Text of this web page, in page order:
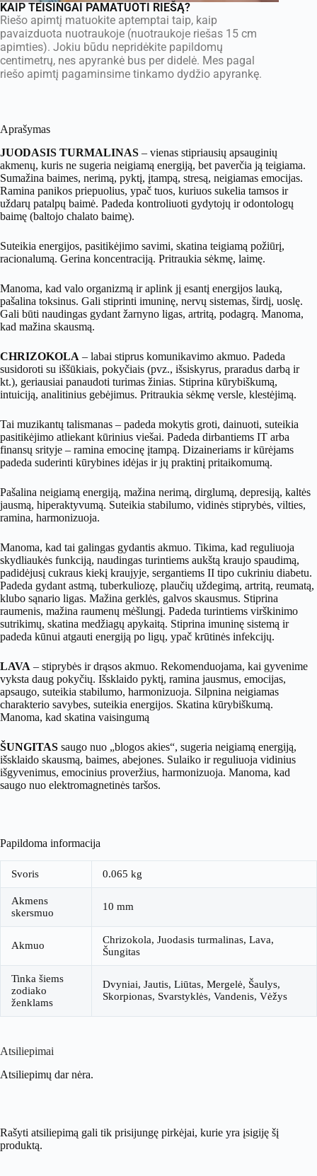
KAIP TEISINGAI PAMATUOTI RIEŠĄ?
Riešo apimtį matuokite aptemptai taip, kaip
pavaizduota nuotraukoje (nuotraukoje riešas 15 cm
apimties). Jokiu būdu nepridėkite papildomų
centimetrų, nes apyrankė bus per didelė. Mes pagal
riešo apimtį pagaminsime tinkamo dydžio apyrankę.
Aprašymas
JUODASIS TURMALINAS – vienas stipriausių apsauginių
akmenų, kuris ne sugeria neigiamą energiją, bet paverčia ją teigiama.
Sumažina baimes, nerimą, pyktį, įtampą, stresą, neigiamas emocijas.
Ramina panikos priepuolius, ypač tuos, kuriuos sukelia tamsos ir
uždarų patalpų baimė. Padeda kontroliuoti gydytojų ir odontologų
baimę (baltojo chalato baimę).
Suteikia energijos, pasitikėjimo savimi, skatina teigiamą požiūrį,
racionalumą. Gerina koncentraciją. Pritraukia sėkmę, laimę.
Manoma, kad valo organizmą ir aplink jį esantį energijos lauką,
pašalina toksinus. Gali stiprinti imuninę, nervų sistemas, širdį, uoslę.
Gali būti naudingas gydant žarnyno ligas, artritą, podagrą. Manoma,
kad mažina skausmą.
CHRIZOKOLA – labai stiprus komunikavimo akmuo. Padeda
susidoroti su iššūkiais, pokyčiais (pvz., išsiskyrus, praradus darbą ir
kt.), geriausiai panaudoti turimas žinias. Stiprina kūrybiškumą,
intuiciją, analitinius gebėjimus. Pritraukia sėkmę versle, klestėjimą.
Tai muzikantų talismanas – padeda mokytis groti, dainuoti, suteikia
pasitikėjimo atliekant kūrinius viešai. Padeda dirbantiems IT arba
finansų srityje – ramina emocinę įtampą. Dizaineriams ir kūrėjams
padeda suderinti kūrybines idėjas ir jų praktinį pritaikomumą.
Pašalina neigiamą energiją, mažina nerimą, dirglumą, depresiją, kaltės
jausmą, hiperaktyvumą. Suteikia stabilumo, vidinės stiprybės, vilties,
ramina, harmonizuoja.
Manoma, kad tai galingas gydantis akmuo. Tikima, kad reguliuoja
skydliaukės funkciją, naudingas turintiems aukštą kraujo spaudimą,
padidėjusį cukraus kiekį kraujyje, sergantiems II tipo cukriniu diabetu.
Padeda gydant astmą, tuberkuliozę, plaučių uždegimą, artritą, reumatą,
klubo sąnario ligas. Mažina gerklės, galvos skausmus. Stiprina
raumenis, mažina raumenų mėšlungį. Padeda turintiems virškinimo
sutrikimų, skatina medžiagų apykaitą. Stiprina imuninę sistemą ir
padeda kūnui atgauti energiją po ligų, ypač krūtinės infekcijų.
LAVA – stiprybės ir drąsos akmuo. Rekomenduojama, kai gyvenime
vyksta daug pokyčių. Išsklaido pyktį, ramina jausmus, emocijas,
apsaugo, suteikia stabilumo, harmonizuoja. Silpnina neigiamas
charakterio savybes, suteikia energijos. Skatina kūrybiškumą.
Manoma, kad skatina vaisingumą
ŠUNGITAS saugo nuo „blogos akies“, sugeria neigiamą energiją,
išsklaido skausmą, baimes, abejones. Sulaiko ir reguliuoja vidinius
išgyvenimus, emocinius proveržius, harmonizuoja. Manoma, kad
saugo nuo elektromagnetinės taršos.
Papildoma informacija
Svoris 0.065 kg
Akmens
skersmuo
10 mm
Akmuo
Chrizokola, Juodasis turmalinas, Lava,
Šungitas
Tinka šiems
zodiako
ženklams
Dvyniai, Jautis, Liūtas, Mergelė, Šaulys,
Skorpionas, Svarstyklės, Vandenis, Vėžys
Atsiliepimai
Atsiliepimų dar nėra.
Rašyti atsiliepimą gali tik prisijungę pirkėjai, kurie yra įsigiję šį
produktą.